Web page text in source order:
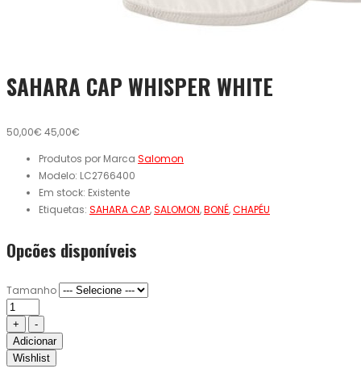
SAHARA CAP WHISPER WHITE
50,00€ 45,00€
Produtos por Marca Salomon
Modelo: LC2766400
Em stock: Existente
Etiquetas: SAHARA CAP,SALOMON,BONÉ,CHAPÉU
Opcões disponíveis
Tamanho
Adicionar
Wishlist